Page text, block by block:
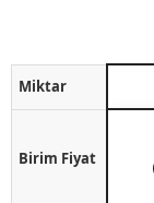
Miktar
Birim Fiyat